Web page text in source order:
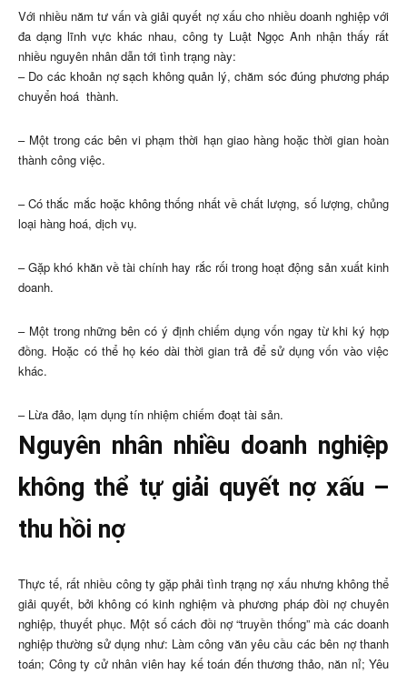
Với nhiều năm tư vấn và giải quyết nợ xấu cho nhiều doanh nghiệp với
đa dạng lĩnh vực khác nhau, công ty Luật Ngọc Anh nhận thấy rất
nhiều nguyên nhân dẫn tới tình trạng này:
– Do các khoản nợ sạch không quản lý, chăm sóc đúng phương pháp
chuyển hoá thành.
– Một trong các bên vi phạm thời hạn giao hàng hoặc thời gian hoàn
thành công việc.
– Có thắc mắc hoặc không thống nhất về chất lượng, số lượng, chủng
loại hàng hoá, dịch vụ.
– Gặp khó khăn về tài chính hay rắc rối trong hoạt động sản xuất kinh
doanh.
– Một trong những bên có ý định chiếm dụng vốn ngay từ khi ký hợp
đồng. Hoặc có thể họ kéo dài thời gian trả để sử dụng vốn vào việc
khác.
– Lừa đảo, lạm dụng tín nhiệm chiếm đoạt tài sản.
Nguyên nhân nhiều doanh nghiệp
không thể tự giải quyết nợ xấu –
thu hồi nợ
Thực tế, rất nhiều công ty gặp phải tình trạng nợ xấu nhưng không thể
giải quyết, bởi không có kinh nghiệm và phương pháp đòi nợ chuyên
nghiệp, thuyết phục. Một số cách đồi nợ “truyền thống” mà các doanh
nghiệp thường sử dụng như: Làm công văn yêu cầu các bên nợ thanh
toán; Công ty cử nhân viên hay kế toán đến thương thảo, năn nỉ; Yêu